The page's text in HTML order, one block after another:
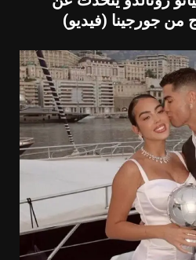
من جورجينا (فيديو)